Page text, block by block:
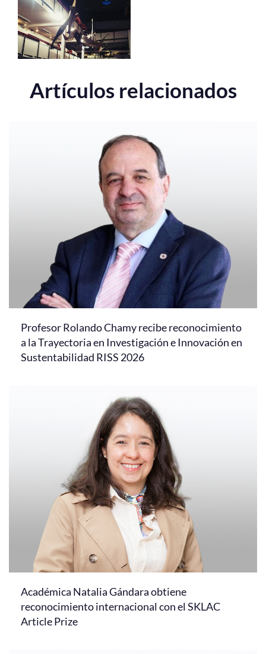
Artículos relacionados
Profesor Rolando Chamy recibe reconocimiento
a la Trayectoria en Investigación e Innovación en
Sustentabilidad RISS 2026
Académica Natalia Gándara obtiene
reconocimiento internacional con el SKLAC
Article Prize